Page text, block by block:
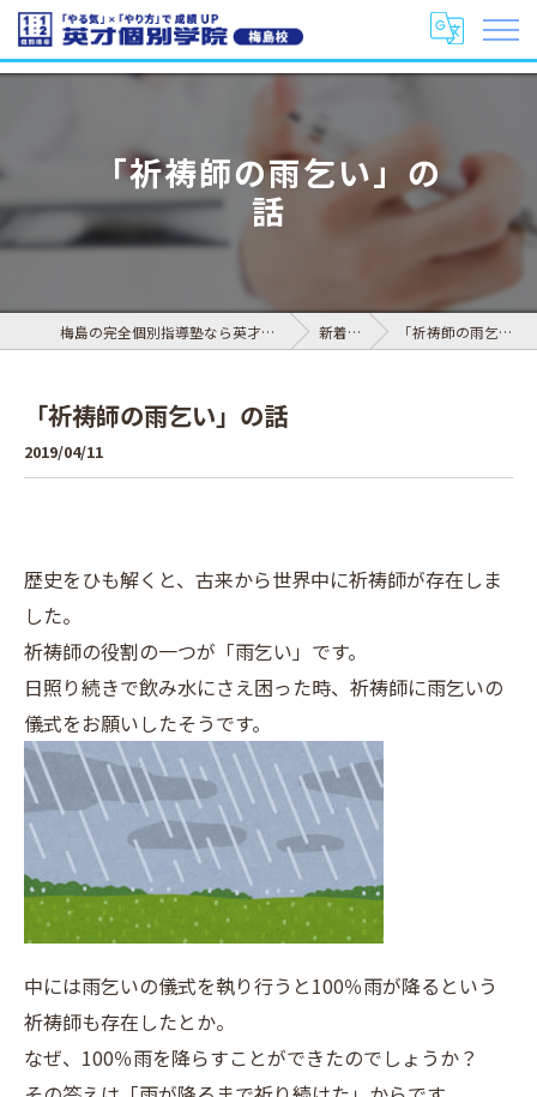
「祈祷師の雨乞い」の
話
梅島の完全個別指導塾なら英才個別学院 梅島校 新着情報 「祈祷師の雨乞い」の話
「祈祷師の雨乞い」の話
2019/04/11
歴史をひも解くと、古来から世界中に祈祷師が存在しま
した。
祈祷師の役割の一つが「雨乞い」です。
日照り続きで飲み水にさえ困った時、祈祷師に雨乞いの
儀式をお願いしたそうです。
中には雨乞いの儀式を執り行うと100％雨が降るという
祈祷師も存在したとか。
なぜ、100％雨を降らすことができたのでしょうか？